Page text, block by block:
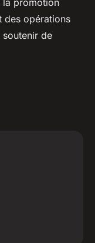
la promotion
des opérations
soutenir de